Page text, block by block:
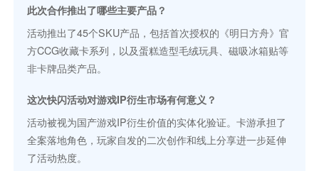
此次合作推出了哪些主要产品？
活动推出了45个SKU产品，包括首次授权的《明日方舟》官
方CCG收藏卡系列，以及蛋糕造型毛绒玩具、磁吸冰箱贴等
非卡牌品类产品。
这次快闪活动对游戏IP衍生市场有何意义？
活动被视为国产游戏IP衍生价值的实体化验证。卡游承担了
全案落地角色，玩家自发的二次创作和线上分享进一步延伸
了活动热度。